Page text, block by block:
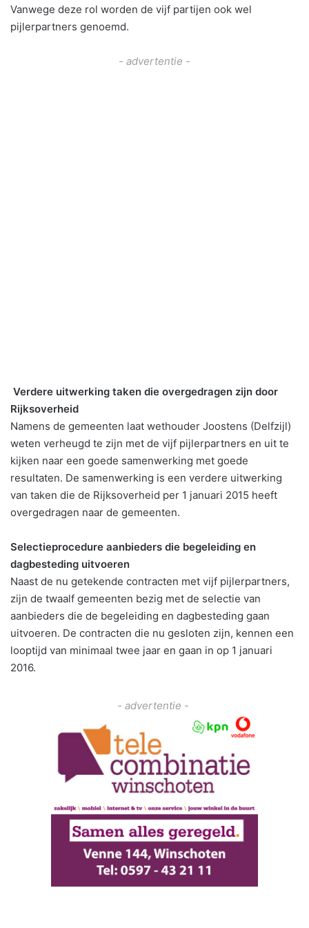
Vanwege deze rol worden de vijf partijen ook wel
pijlerpartners genoemd.
- advertentie -
Verdere uitwerking taken die overgedragen zijn door
Rijksoverheid
Namens de gemeenten laat wethouder Joostens (Delfzijl)
weten verheugd te zijn met de vijf pijlerpartners en uit te
kijken naar een goede samenwerking met goede
resultaten. De samenwerking is een verdere uitwerking
van taken die de Rijksoverheid per 1 januari 2015 heeft
overgedragen naar de gemeenten.
Selectieprocedure aanbieders die begeleiding en
dagbesteding uitvoeren
Naast de nu getekende contracten met vijf pijlerpartners,
zijn de twaalf gemeenten bezig met de selectie van
aanbieders die de begeleiding en dagbesteding gaan
uitvoeren. De contracten die nu gesloten zijn, kennen een
looptijd van minimaal twee jaar en gaan in op 1 januari
2016.
- advertentie -